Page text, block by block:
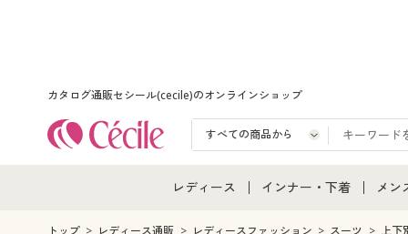
カタログ通販セシール(cecile)のオンラインショップ
レディース
レディース通販すべて
インナー・下着
インナー・下着通販すべ
メン
メ
トップ レディース通販 レディースファッション スーツ 上下